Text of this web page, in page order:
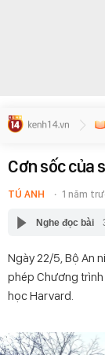
Cơn sốc của
TÚ ANH 1 năm
Nghe đọc bài
Ngày 22/5, Bộ An
phép Chương trình
học Harvard.